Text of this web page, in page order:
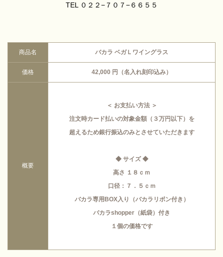
TEL ０２２−７０７−６６５５
商品名 バカラ ベガＬワイングラス
価格 42,000 円（名入れ刻印込み）
概要
＜ お支払い方法 ＞
注文時カード払いの対象金額（３万円以下）を
超えるため銀行振込のみとさせていただきます
◆ サイズ ◆
高さ １８ｃｍ
口径：７．５ｃｍ
バカラ専用BOX入り（バカラリボン付き）
バカラshopper（紙袋）付き
１個の価格です